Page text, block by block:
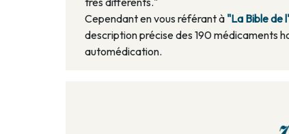
Cependant en vous référant à "La Bible de
description précise des 190 médicaments
automédication.